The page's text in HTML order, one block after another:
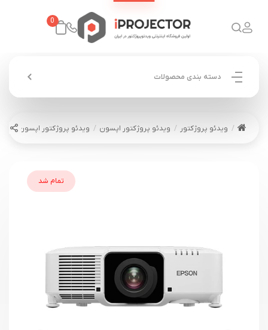
0
دسته بندی محصولات
ویدئو پروژکتور ویدئو پروژکتور اپسون ویدئو پروژکتور اپسون EPSON EB-PU1007W
تمام شد